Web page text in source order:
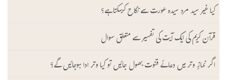
کیا غیر سید مرد سیدہ عورت سے نکاح کرسکتا ہے؟
قرآن کریم کی ایک آیت کی تفسیر سے متعلق سوال
اگر نمازِ وتر میں دعائے قنوت بھول جائیں تو کیا وتر ادا ہوجائیں گے؟